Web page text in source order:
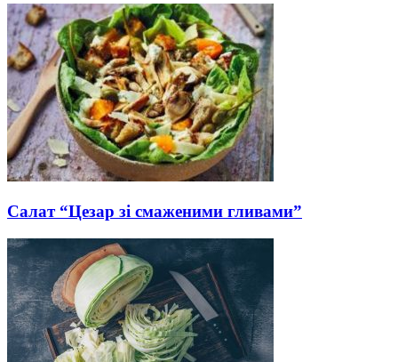
Салат “Цезар зі смаженими гливами”